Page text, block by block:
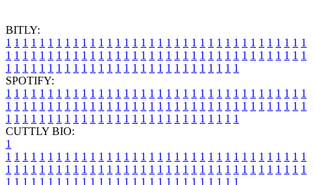
BITLY:
1 1 1 1 1 1 1 1 1 1 1 1 1 1 1 1 1 1 1 1 1 1 1 1 1 1 1 1 1 1 1 1 1 1 1 1
1 1 1 1 1 1 1 1 1 1 1 1 1 1 1 1 1 1 1 1 1 1 1 1 1 1 1 1 1 1 1 1 1 1 1 1
1 1 1 1 1 1 1 1 1 1 1 1 1 1 1 1 1 1 1 1 1 1 1 1 1 1 1 1
SPOTIFY:
1 1 1 1 1 1 1 1 1 1 1 1 1 1 1 1 1 1 1 1 1 1 1 1 1 1 1 1 1 1 1 1 1 1 1 1
1 1 1 1 1 1 1 1 1 1 1 1 1 1 1 1 1 1 1 1 1 1 1 1 1 1 1 1 1 1 1 1 1 1 1 1
1 1 1 1 1 1 1 1 1 1 1 1 1 1 1 1 1 1 1 1 1 1 1 1 1 1 1 1
CUTTLY BIO:
1
1 1 1 1 1 1 1 1 1 1 1 1 1 1 1 1 1 1 1 1 1 1 1 1 1 1 1 1 1 1 1 1 1 1 1 1
1 1 1 1 1 1 1 1 1 1 1 1 1 1 1 1 1 1 1 1 1 1 1 1 1 1 1 1 1 1 1 1 1 1 1 1
1 1 1 1 1 1 1 1 1 1 1 1 1 1 1 1 1 1 1 1 1 1 1 1 1 1 1 1